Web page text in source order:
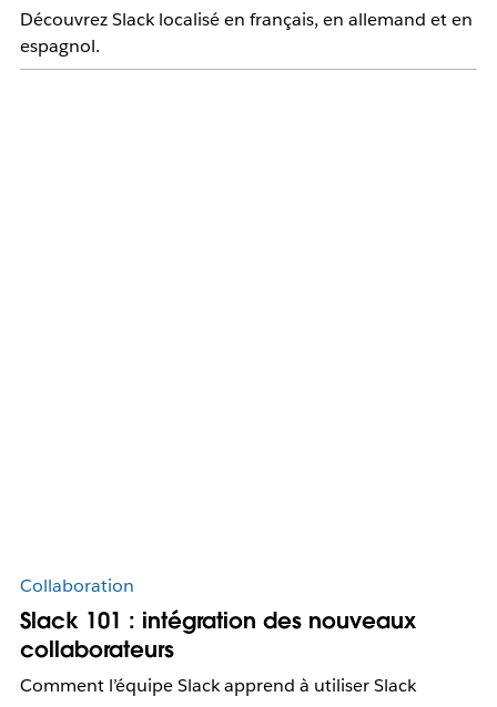
Découvrez Slack localisé en français, en allemand et en
espagnol.
Collaboration
Slack 101 : intégration des nouveaux
collaborateurs
Comment l’équipe Slack apprend à utiliser Slack